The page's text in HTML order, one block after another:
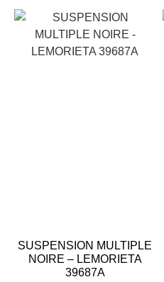
SUSPENSION MULTIPLE
NOIRE – LEMORIETA
39687A